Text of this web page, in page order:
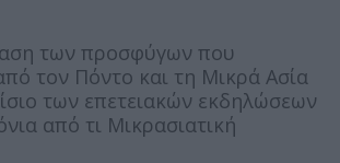
των προσφύγων που
τον Πόντο και τη Μικρά Ασία
των επετειακών εκδηλώσεων
από τι Μικρασιατική